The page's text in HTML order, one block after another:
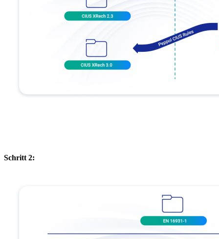
Schritt 2: